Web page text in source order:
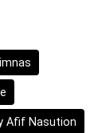
Afif Nasution